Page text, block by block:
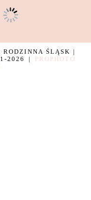
RODZINNA ŚLĄSK |
2026
|
PROPHOTO